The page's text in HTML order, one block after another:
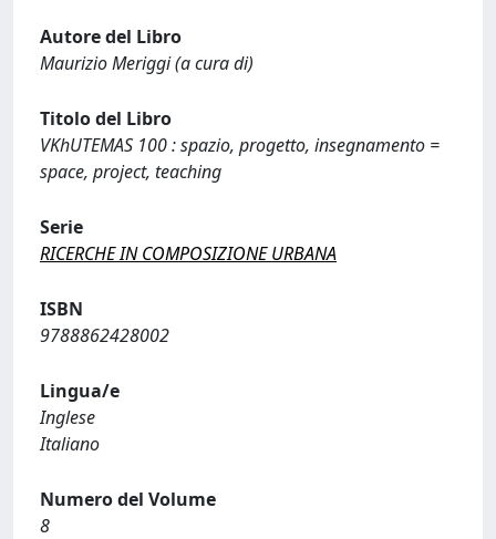
Autore del Libro
Maurizio Meriggi (a cura di)
Titolo del Libro
VKhUTEMAS 100 : spazio, progetto, insegnamento =
space, project, teaching
Serie
RICERCHE IN COMPOSIZIONE URBANA
ISBN
9788862428002
Lingua/e
Inglese
Italiano
Numero del Volume
8